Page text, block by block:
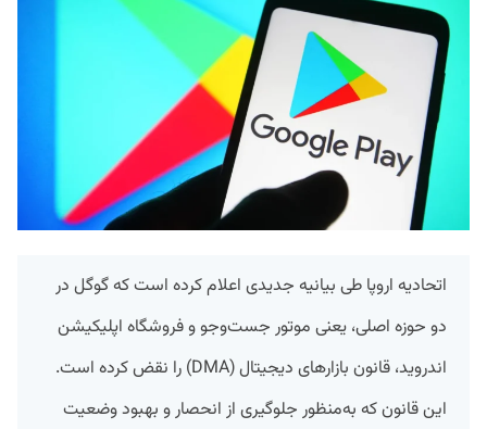
اتحادیه اروپا طی بیانیه جدیدی اعلام کرده است که گوگل در
دو حوزه اصلی، یعنی موتور جست‌وجو و فروشگاه اپلیکیشن
اندروید، قانون بازارهای دیجیتال (DMA) را نقض کرده است.
این قانون که به‌منظور جلوگیری از انحصار و بهبود وضعیت